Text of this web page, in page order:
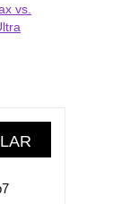
vs.